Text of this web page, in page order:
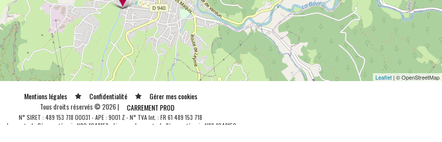
Leaflet | © OpenStreetMap
Mentions légales Confidentialité
Gérer mes cookies
Tous droits réservés © 2026 |
CARREMENT PROD
N° SIRET : 489 153 718 00031 - APE : 9001 Z - N° TVA Int. : FR 61 489 153 718
de spectacle 2ème catégorie N°2-1048153 - Licence de spectacle 3ème catégorie N°3-1048152